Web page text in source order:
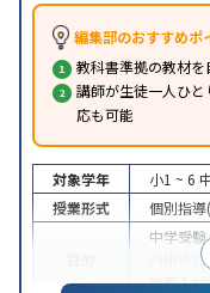
編集部のおすすめポ
教科書準拠の教材
講師が生徒一人ひ
応も可能
対象学年 小1 ~ 6
授業形式
個別指
中学受験
内申点対策
推薦入試